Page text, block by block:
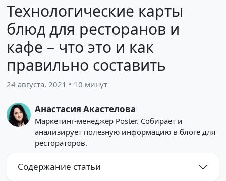
Технологические карты
блюд для ресторанов и
кафе – что это и как
правильно составить
24 августа, 2021 • 10 минут
Анастасия Акастелова
Маркетинг-менеджер Poster. Собирает и
анализирует полезную информацию в блоге для
рестораторов.
Содержание статьи